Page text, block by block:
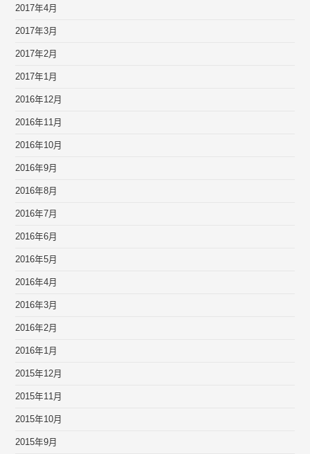
2017年4月
2017年3月
2017年2月
2017年1月
2016年12月
2016年11月
2016年10月
2016年9月
2016年8月
2016年7月
2016年6月
2016年5月
2016年4月
2016年3月
2016年2月
2016年1月
2015年12月
2015年11月
2015年10月
2015年9月